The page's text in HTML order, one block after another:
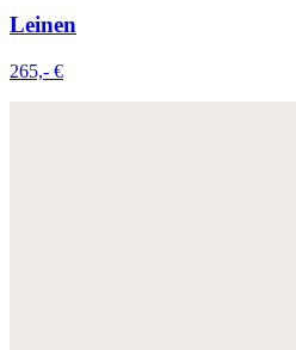
Leinen
265,- €